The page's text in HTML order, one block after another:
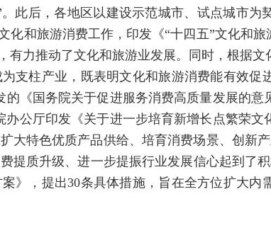
此后，各地区以建设示范城市、试点城市
化和旅游消费工作，印发《“十四五”文化和
有力推动了文化和旅游业发展。同时，根据
支柱产业，既表明文化和旅游消费能有效促
的《国务院关于促进服务消费高质量发展的
办公厅印发《关于进一步培育新增长点繁荣
大特色优质产品供给、培育消费场景、创新
提质升级、进一步提振行业发展信心起到了
》，提出30条具体措施，旨在全方位扩大内